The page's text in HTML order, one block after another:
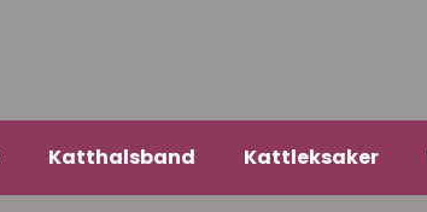
Katthalsband Kattleksaker